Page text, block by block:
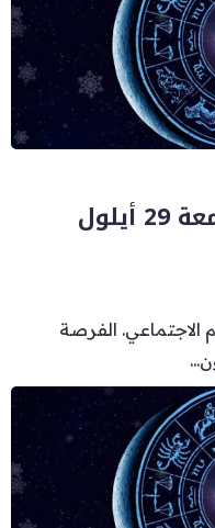
توقعات الأبراج ليوم الجمعة 29 أيلول
الفرصة